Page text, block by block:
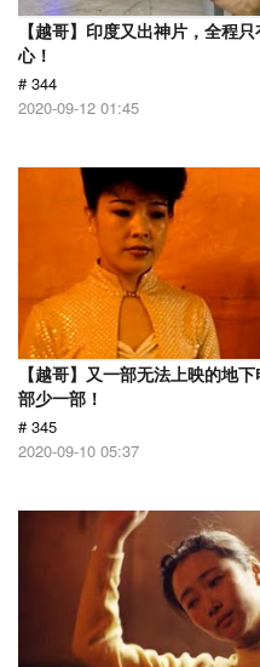
【越哥】印度又出神片，全程
心！
# 344
2020-09-12 01:45
【越哥】又一部无法上映的地
部少一部！
# 345
2020-09-10 05:37